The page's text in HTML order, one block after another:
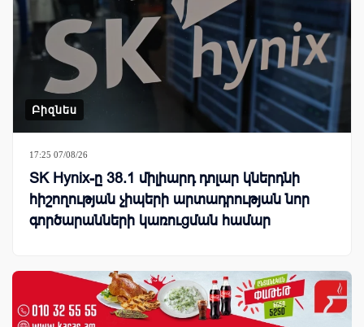
Բիզնես
17:25 07/08/26
SK Hynix-ը 38.1 միլիարդ դոլար կներդնի
հիշողության չիպերի արտադրության նոր
գործարանների կառուցման համար